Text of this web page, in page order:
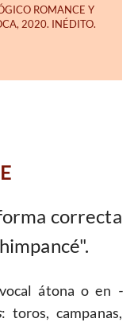
correcta
átona o en -
: toros, campanas,